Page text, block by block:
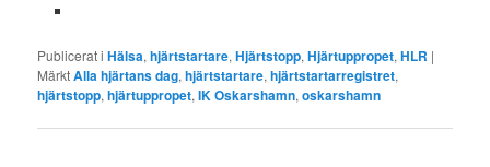
Publicerat i Hälsa,hjärtstartare,Hjärtstopp,Hjärtuppropet,HLR |
MärktAlla hjärtans dag,hjärtstartare,hjärtstartarregistret,
hjärtstopp,hjärtuppropet,IK Oskarshamn,oskarshamn